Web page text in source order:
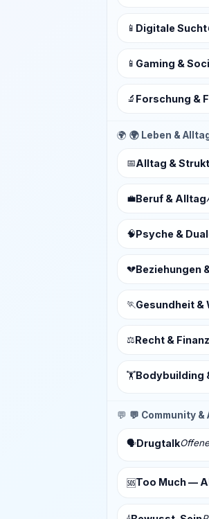
📱 Digitale Sucht
📱 Gaming &
🔬 Forschung &
🌍 🌍 Leben &
📅Alltag &
💼Beruf & Alltag
🧠Psyche &
💔Beziehungen
🏃Gesundheit &
⚖️Recht &
🏋️Bodybuilding
💬 💬 Community
🗣️Drugtalk
🆘Too Much —